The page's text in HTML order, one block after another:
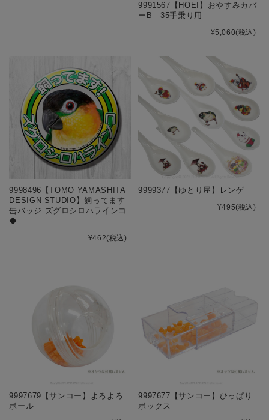
9991567【HOEI】おやすみカバ
ーB 35手乗り用
¥5,060(税込)
9998496【TOMO YAMASHITA
DESIGN STUDIO】飼ってます
缶バッジ ズグロシロハラインコ
◆
¥462(税込)
9999377【ゆとり屋】レンゲ
¥495(税込)
9997679【サンコー】よろよろ
ボール
9997677【サンコー】ひっぱり
ボックス